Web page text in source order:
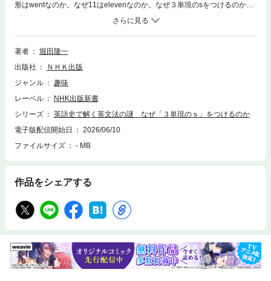
形はwentなのか。なぜ11はelevenなのか。なぜ３単現のsをつけるのか。
はじめて英語を学んだ頃に誰もが感じた素朴な疑問こそが、英語の本当の
姿を垣間見せてくれる”窓”だった！英語にまつわる24の疑問を、日本にお
ける英語史研究の第一人者が、初学者にもわかりやすいようやさしく、か
つ本質を外さぬよう深く解説。「なぜ」を理解することで、単語・文法の
キスト『中高生の基礎英語 in English』連載「歴史で謎解き 英語のソボ
クな疑問」に大幅加筆修正して書籍化。【内容】なぜ英語の語順はSVOな
….という構文を使うのかなぜ疑問文にdoが現れるのかなぜ３単現のsをつ
けるのかなぜwillを使って未来を表すのかなぜ「時・条件を表す副詞節」
では未来のことも現在形で表すのかなぜ仮定法ではif I were a birdとなるの
かなぜ現在分詞と動名詞は同じ-ingで表されるのかなぜfootの複数形はfeet
になるのかなぜchildの複数形はchildrenになるのかなぜgoの過去形はwent
とは何かなぜknowやhighには発音されない文字があるのかなぜone, twoは
このスペリングでこの発音なのかなぜeleven, twelveというのかどのよう
に単語ごとのアクセントの位置が決まるのかアルファベット最後の文字Z
のミステリーなぜ英語には類義語が多いのかなぜ英語には省略語が多いの
著者
堀田隆一
出版社
ＮＨＫ出版
ジャンル
趣味
レーベル
NHK出版新書
シリーズ
英語史で解く英文法の謎 なぜ「３単現のｓ」をつけるのか
電子版配信開始日
2026/06/10
ファイルサイズ
- MB
作品をシェアする